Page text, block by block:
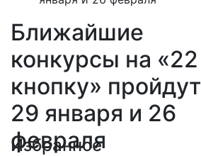
Ближайшие
конкурсы на «22
кнопку» пройдут
29 января и 26
февраля
Избранное